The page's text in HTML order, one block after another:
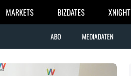
MARKETS BIZDATES XNIGHT
ABO MEDIADATEN